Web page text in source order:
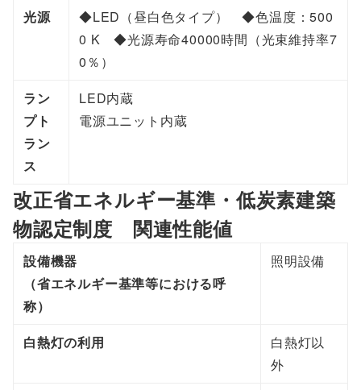
光源
◆LED（昼白色タイプ） ◆色温度：500
0 K ◆光源寿命40000時間（光束維持率7
0％）
ラン
プト
ラン
ス
LED内蔵
電源ユニット内蔵
改正省エネルギー基準・低炭素建築
物認定制度 関連性能値
設備機器
（省エネルギー基準等における呼
称）
照明設備
白熱灯の利用
白熱灯以
外